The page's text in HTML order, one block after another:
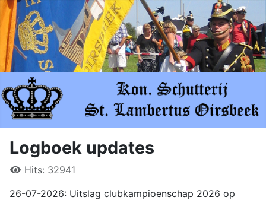
Logboek updates
Hits: 32941
26-07-2026: Uitslag clubkampioenschap 2026 op